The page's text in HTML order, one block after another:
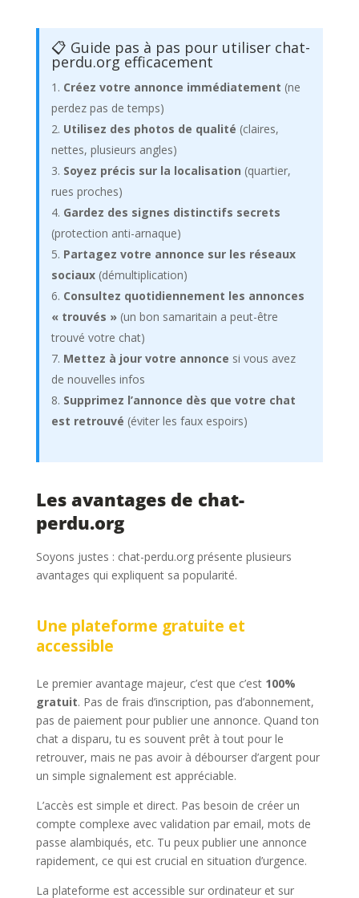
📋 Guide pas à pas pour utiliser chat-
perdu.org efficacement
Créez votre annonce immédiatement (ne
perdez pas de temps)
Utilisez des photos de qualité (claires,
nettes, plusieurs angles)
Soyez précis sur la localisation (quartier,
rues proches)
Gardez des signes distinctifs secrets
(protection anti-arnaque)
Partagez votre annonce sur les réseaux
sociaux(démultiplication)
Consultez quotidiennement les annonces
« trouvés »(un bon samaritain a peut-être
trouvé votre chat)
Mettez à jour votre annonce si vous avez
de nouvelles infos
Supprimez l’annonce dès que votre chat
est retrouvé (éviter les faux espoirs)
Les avantages de chat-
perdu.org
Soyons justes : chat-perdu.org présente plusieurs
avantages qui expliquent sa popularité.
Une plateforme gratuite et
accessible
Le premier avantage majeur, c’est que c’est 100%
gratuit. Pas de frais d’inscription, pas d’abonnement,
pas de paiement pour publier une annonce. Quand ton
chat a disparu, tu es souvent prêt à tout pour le
retrouver, mais ne pas avoir à débourser d’argent pour
un simple signalement est appréciable.
L’accès est simple et direct. Pas besoin de créer un
compte complexe avec validation par email, mots de
passe alambiqués, etc. Tu peux publier une annonce
rapidement, ce qui est crucial en situation d’urgence.
La plateforme est accessible sur ordinateur et sur